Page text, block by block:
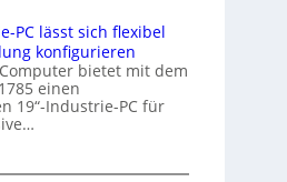
c
h
i
t
e
s
i
c
a
PC lässt sich flexibel
konfigurieren
bietet mit dem
einen
19“-Industrie-PC für